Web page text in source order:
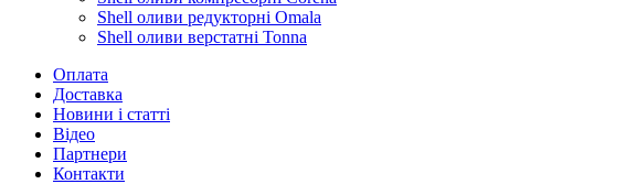
Shell оливи редукторні Omala
Shell оливи верстатні Tonna
Оплата
Доставка
Новини і статті
Відео
Партнери
Контакти